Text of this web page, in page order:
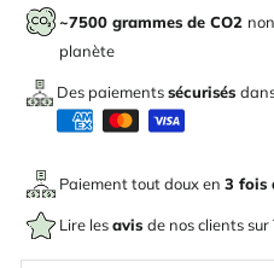
~7500 grammes de CO2
planète
Des paiementssécurisés
Paiement tout doux en 3 fois
Lire lesavis de nos clients